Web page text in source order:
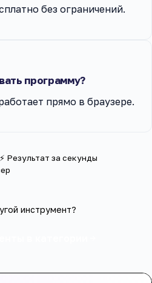
без ограничений.
программу?
прямо в браузере.
⚡ Результат за секунды
инструмент?